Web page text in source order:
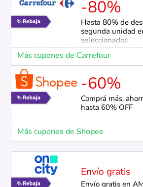
-80%
Hasta 80% de
segunda unidad
seleccionados
Más cupones de Carrefour
-60%
Comprá más,
hasta 60% OFF
Más cupones de Shopee
Envío gratis
Envío gratis en